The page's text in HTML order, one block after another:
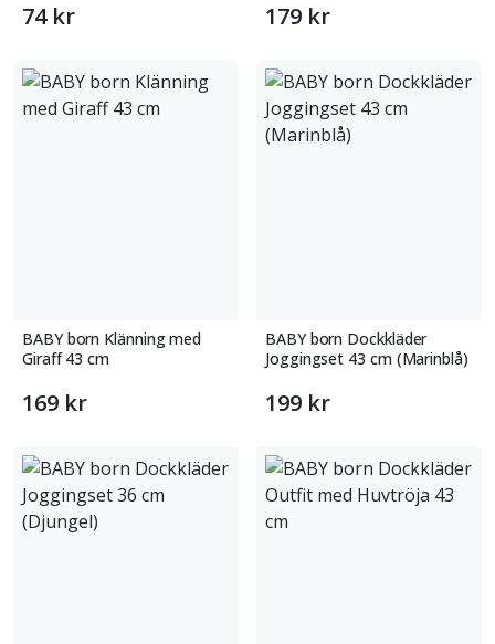
74 kr 179 kr
BABY born Klänning med
Giraff 43 cm
169 kr
BABY born Dockkläder
Joggingset 43 cm (Marinblå)
199 kr